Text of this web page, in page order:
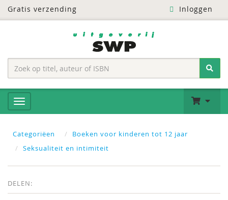
Gratis verzending Inloggen
Categoriëen
Boeken voor kinderen tot 12 jaar
Seksualiteit en intimiteit
DELEN: